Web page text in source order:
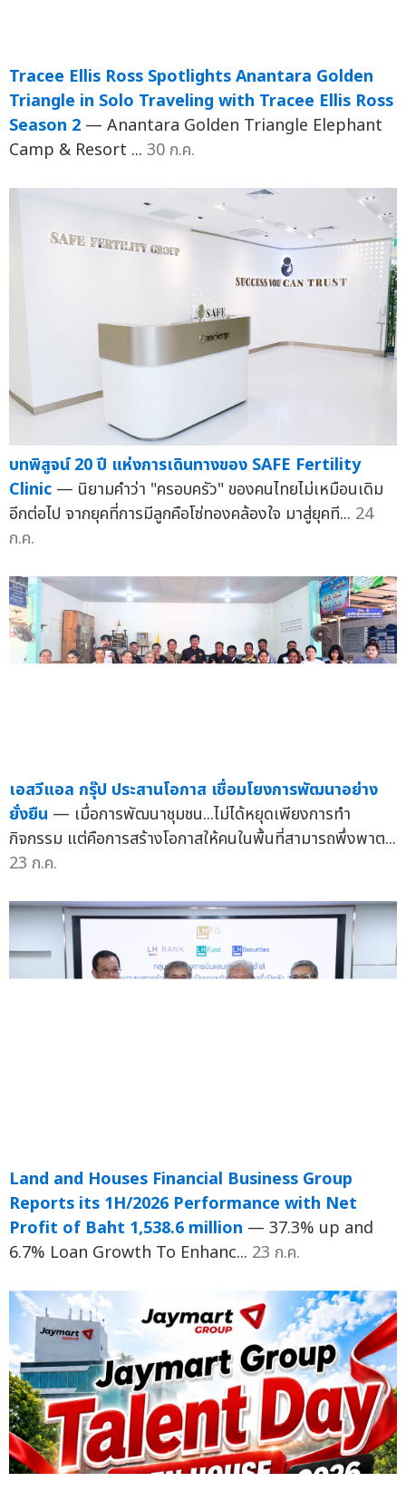
Tracee Ellis Ross Spotlights Anantara Golden
Triangle in Solo Traveling with Tracee Ellis Ross
Season 2 — Anantara Golden Triangle Elephant
Camp & Resort ... 30 ก.ค.
บทพิสูจน์ 20 ปี แห่งการเดินทางของ SAFE Fertility
Clinic — นิยามคำว่า "ครอบครัว" ของคนไทยไม่เหมือนเดิม
อีกต่อไป จากยุคที่การมีลูกคือโซ่ทองคล้องใจ มาสู่ยุคที... 24
ก.ค.
เอสวีแอล กรุ๊ป ประสานโอกาส เชื่อมโยงการพัฒนาอย่าง
ยั่งยืน — เมื่อการพัฒนาชุมชน...ไม่ได้หยุดเพียงการทำ
กิจกรรม แต่คือการสร้างโอกาสให้คนในพื้นที่สามารถพึ่งพาต...
23 ก.ค.
Land and Houses Financial Business Group
Reports its 1H/2026 Performance with Net
Profit of Baht 1,538.6 million — 37.3% up and
6.7% Loan Growth To Enhanc... 23 ก.ค.